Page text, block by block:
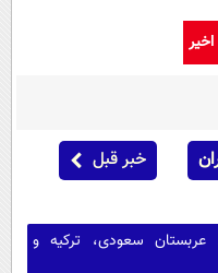
خبر قبل
سعودی، ترکیه و